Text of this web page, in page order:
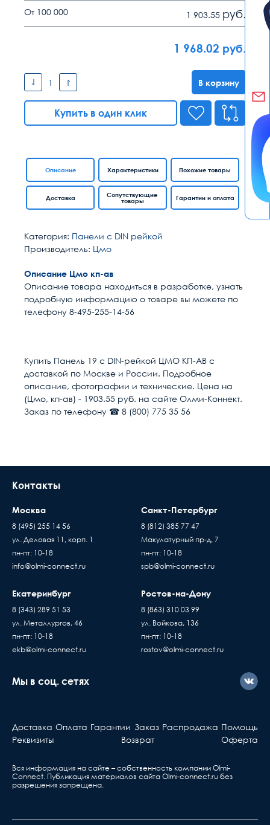
От 100 000 1 903.55 руб.
1 968.02 руб.
В корзину
Купить в один клик
Описание Характеристики
Доставка
Похожие товары
Сопутствующие
товары
Гарантии и оплата
Категория: Панели с DIN рейкой
Производитель: Цмо
Описание Цмо кп-ав
Описание товара находиться в разработке, узнать
подробную информацию о товаре вы можете по
телефону 8-495-255-14-56
Цвет Серый
Дополнительно СТК-50
Ссылка на сайт бренда
https://olmi-
Если вы купили
должны знать...
накладную, товар
по праву
проверяете и
без существующих
Берете ваш гарантийный
сервис, указанный в
Условия доставки
Доставка осуществляется в течении 2-4
рабочих дней после поступления оплаты на
внимание, что доставка производится только
машина. Дальнейшая транспортировка
происходит силами заказчика
Время ожидания водителя при доставке
товара составляет 15 минут
платный - его стоимость оплачивает
покупатель
Доставка товаров осуществляется ежедневно,
с Пн. по Пт. с 10:00 до 17:00 часов
Купить Панель 19 с DIN-рейкой ЦМО КП-АВ с
доставкой по Москве и России. Подробное
описание, фотографии и технические. Цена на
(Цмо, кп-ав) - 1903.55 руб. на сайте Олми-Коннект.
Заказ по телефону ☎ 8 (800) 775 35 56
Контакты
Москва
8 (495) 255 14 56
ул. Деловая 11, корп. 1
пн-пт: 10-18
info@olmi-connect.ru
Санкт-Петербург
8 (812) 385 77 47
Макулатурный пр-д, 7
пн-пт: 10-18
spb@olmi-connect.ru
Екатеринбург
8 (343) 289 51 53
ул. Металлургов, 46
пн-пт: 10-18
ekb@olmi-connect.ru
Ростов-на-Дону
8 (863) 310 03 99
ул. Войкова, 136
пн-пт: 10-18
rostov@olmi-connect.ru
Мы в соц. сетях
Доставка Оплата Гарантии Заказ Распродажа Помощь
Реквизиты
Возврат Оферта
Вся информация на сайте – собственность компании Olmi-
Сonnect. Публикация материалов сайта Olmi-connect.ru без
разрешения запрещена.